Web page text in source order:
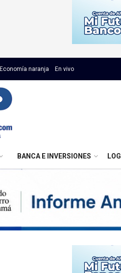
Economía naranja En vivo
BANCA E INVERSIONES